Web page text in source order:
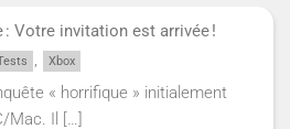
: Votre invitation est arrivée !
, Xbox
« horrifique » initialement
Mac. Il […]